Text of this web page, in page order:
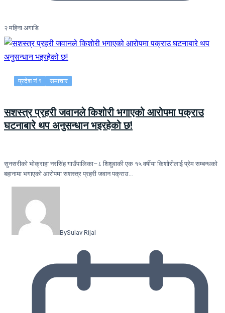
२ महिना अगाडि
प्रदेश नं १ समाचार
सशस्त्र प्रहरी जवानले किशोरी भगाएको आरोपमा पक्राउ
घटनाबारे थप अनुसन्धान भइरहेको छ!
सुनसरीको भोक्राहा नरसिंह गाउँपालिका–८ शिशुवाकी एक १५ वर्षीया किशोरीलाई प्रेम सम्बन्धको
बहानामा भगाएको आरोपमा सशस्त्र प्रहरी जवान पक्राउ…
BySulav Rijal